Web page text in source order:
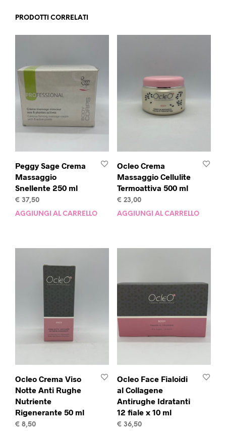
PRODOTTI CORRELATI
Peggy Sage Crema
Massaggio
Snellente 250 ml
€ 37,50
AGGIUNGI AL CARRELLO
Ocleo Crema
Massaggio Cellulite
Termoattiva 500 ml
€ 23,00
AGGIUNGI AL CARRELLO
Ocleo Crema Viso
Notte Anti Rughe
Nutriente
Rigenerante 50 ml
€ 8,50
Ocleo Face Fialoidi
al Collagene
Antirughe Idratanti
12 fiale x 10 ml
€ 36,50